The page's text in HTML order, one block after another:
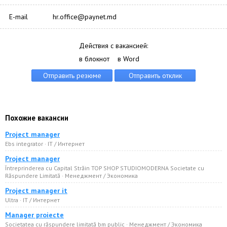
E-mail hr.office@paynet.md
Действия с вакансией:
в блокнот
в Word
Похожие вакансии
Project manager
Ebs integrator · IT / Интернет
Project manager
Întreprinderea cu Capital Străin TOP SHOP STUDIOMODERNA Societate cu
Răspundere Limitată · Менеджмент / Экономика
Project manager it
Ultra · IT / Интернет
Manager proiecte
Societatea cu răspundere limitată bm public · Менеджмент / Экономика